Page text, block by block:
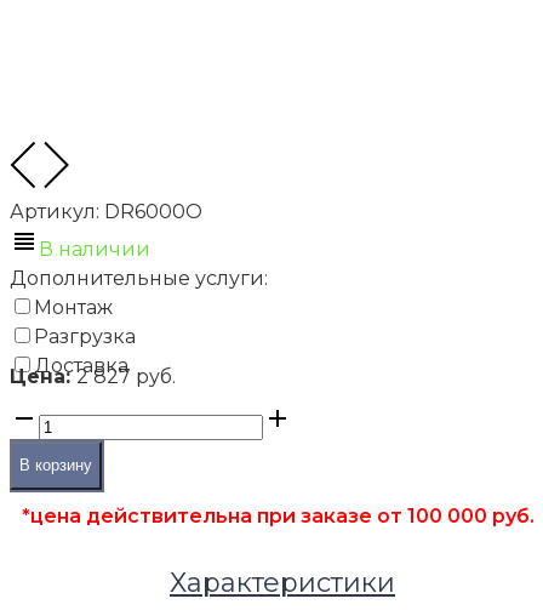
Артикул: DR6000O
В наличии
Дополнительные услуги:
Монтаж
Разгрузка
Доставка
Цена:2 827 руб.
В корзину
*цена действительна при заказе от 100 000 руб.
Характеристики